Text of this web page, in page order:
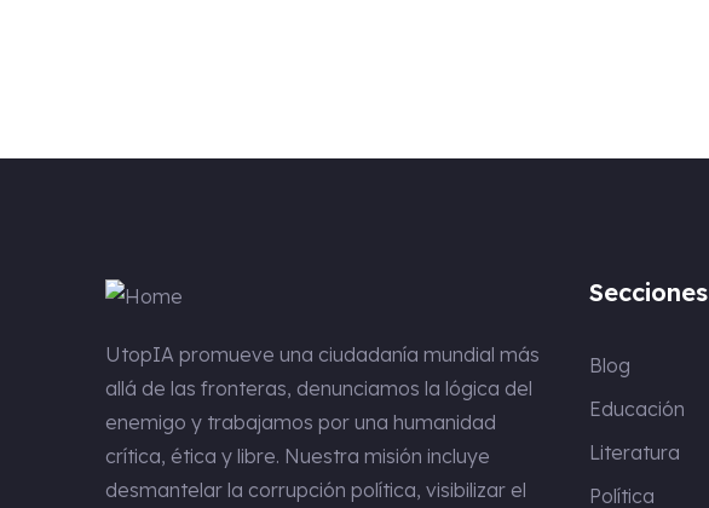
UtopIA promueve una ciudadanía mundial más
allá de las fronteras, denunciamos la lógica del
enemigo y trabajamos por una humanidad
crítica, ética y libre. Nuestra misión incluye
desmantelar la corrupción política, visibilizar el
Secciones
Blog
Educación
Literatura
Política